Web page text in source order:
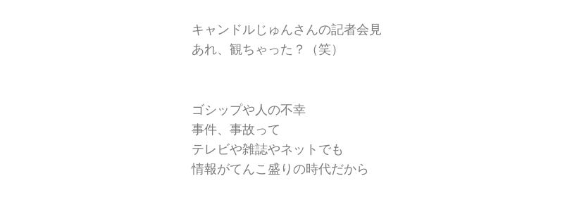
キャンドルじゅんさんの記者会見
あれ、観ちゃった？（笑）
ゴシップや人の不幸
事件、事故って
テレビや雑誌やネットでも
情報がてんこ盛りの時代だから